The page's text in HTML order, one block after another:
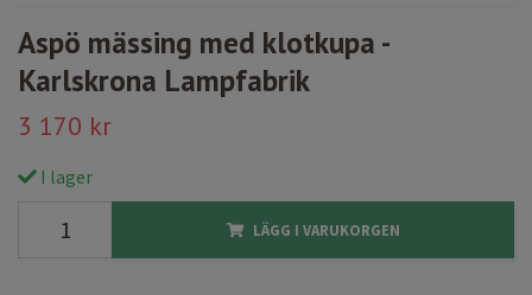
Aspö mässing med klotkupa -
Karlskrona Lampfabrik
3 170 kr
I lager
LÄGG I VARUKORGEN